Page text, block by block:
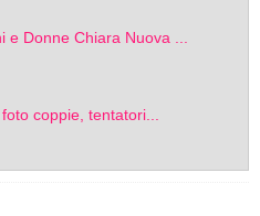
e Donne Chiara Nuova ...
coppie, tentatori...